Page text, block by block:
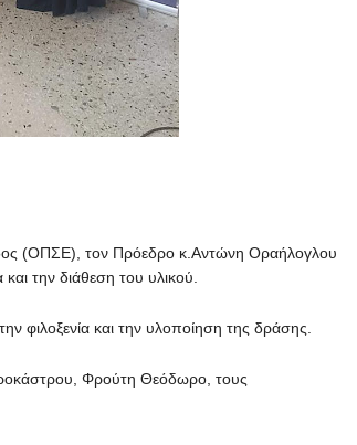
(ΟΠΣΕ), τον Πρόεδρο κ.Αντώνη Οραήλογλου
την διάθεση του υλικού.
φιλοξενία και την υλοποίηση της δράσης.
Φρούτη Θεόδωρο, τους